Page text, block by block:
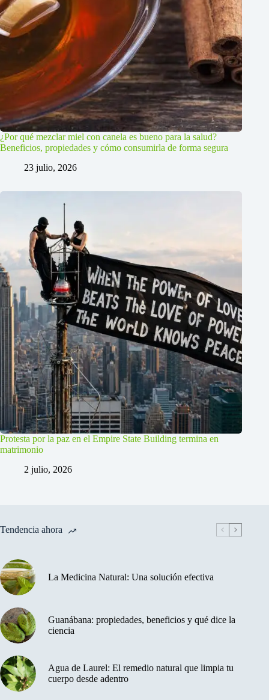
¿Por qué mezclar miel con canela es bueno para la salud?
Beneficios, propiedades y cómo consumirla de forma segura
23 julio, 2026
Protesta por la paz en el Empire State Building termina en
matrimonio
2 julio, 2026
Tendencia ahora
La Medicina Natural: Una solución efectiva
Guanábana: propiedades, beneficios y qué dice la
ciencia
Agua de Laurel: El remedio natural que limpia tu
cuerpo desde adentro